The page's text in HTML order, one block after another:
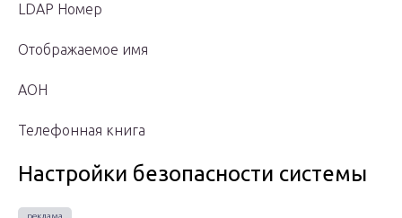
LDAP Номер
Отображаемое имя
АОН
Телефонная книга
Настройки безопасности системы